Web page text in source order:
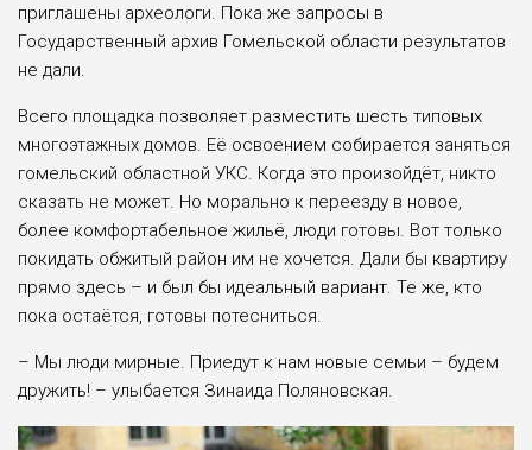
приглашены археологи. Пока же запросы в
Государственный архив Гомельской области результатов
не дали.
Всего площадка позволяет разместить шесть типовых
многоэтажных домов. Её освоением собирается заняться
гомельский областной УКС. Когда это произойдёт, никто
сказать не может. Но морально к переезду в новое,
более комфортабельное жильё, люди готовы. Вот только
покидать обжитый район им не хочется. Дали бы квартиру
прямо здесь – и был бы идеальный вариант. Те же, кто
пока остаётся, готовы потесниться.
– Мы люди мирные. Приедут к нам новые семьи – будем
дружить! – улыбается Зинаида Поляновская.